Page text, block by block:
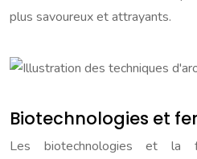
plus savoureux et attrayants.
Biotechnologies et
Les biotechnologies et la